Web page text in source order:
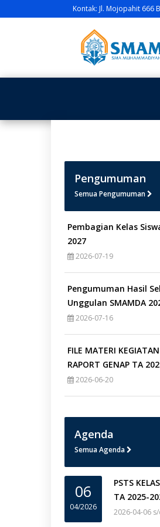
Kontak: Jl. Mojopahit 666
Pengumuman
Semua Pengumuman
Pembagian Kelas
2027
2026-07-19
Pengumuman Hasil
Unggulan SMAMDA
2026-07-16
FILE MATERI
RAPORT GENAP TA
2026-06-20
Agenda
Semua Agenda
06
04/2026
PSTS
TA 2025-
2026-04-06